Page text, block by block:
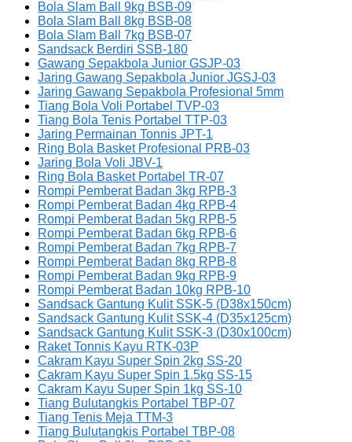
Bola Slam Ball 9kg BSB-09
Bola Slam Ball 8kg BSB-08
Bola Slam Ball 7kg BSB-07
Sandsack Berdiri SSB-180
Gawang Sepakbola Junior GSJP-03
Jaring Gawang Sepakbola Junior JGSJ-03
Jaring Gawang Sepakbola Profesional 5mm
Tiang Bola Voli Portabel TVP-03
Tiang Bola Tenis Portabel TTP-03
Jaring Permainan Tonnis JPT-1
Ring Bola Basket Profesional PRB-03
Jaring Bola Voli JBV-1
Ring Bola Basket Portabel TR-07
Rompi Pemberat Badan 3kg RPB-3
Rompi Pemberat Badan 4kg RPB-4
Rompi Pemberat Badan 5kg RPB-5
Rompi Pemberat Badan 6kg RPB-6
Rompi Pemberat Badan 7kg RPB-7
Rompi Pemberat Badan 8kg RPB-8
Rompi Pemberat Badan 9kg RPB-9
Rompi Pemberat Badan 10kg RPB-10
Sandsack Gantung Kulit SSK-5 (D38x150cm)
Sandsack Gantung Kulit SSK-4 (D35x125cm)
Sandsack Gantung Kulit SSK-3 (D30x100cm)
Raket Tonnis Kayu RTK-03P
Cakram Kayu Super Spin 2kg SS-20
Cakram Kayu Super Spin 1.5kg SS-15
Cakram Kayu Super Spin 1kg SS-10
Tiang Bulutangkis Portabel TBP-07
Tiang Tenis Meja TTM-3
Tiang Bulutangkis Portabel TBP-08